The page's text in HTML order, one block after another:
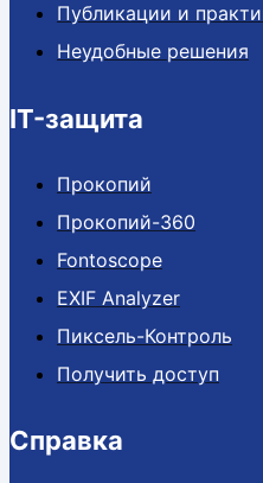
Публикации и
Неудобные решения
IT-защита
Прокопий
Прокопий-360
Fontoscope
EXIF Analyzer
Пиксель-Контроль
Получить доступ
Справка